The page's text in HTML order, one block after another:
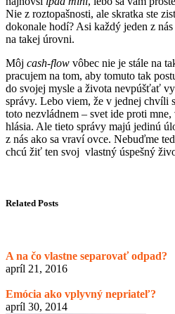
Nie z roztopašnosti, ale skratka ste
dokonale hodí? Asi každý jeden z
na takej úrovni.
Môj cash-flow vôbec nie je stále na
pracujem na tom, aby tomuto tak
do svojej mysle a života nevpúšťať
správy. Lebo viem, že v jednej chvíli
toto nezvládnem – svet ide proti
hlásia. Ale tieto správy majú jedinú
z nás ako sa vraví ovce. Nebuďme
chcú žiť ten svoj vlastný úspešný
Related Posts
A na čo vlastne separovať odpad?
apríl 21, 2016
Emócia ako vplyvný nepriateľ?
apríl 30, 2014